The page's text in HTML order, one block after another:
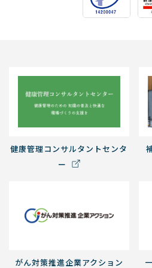
健康管理コンサルタントセンタ
ー
がん対策推進企業アクション